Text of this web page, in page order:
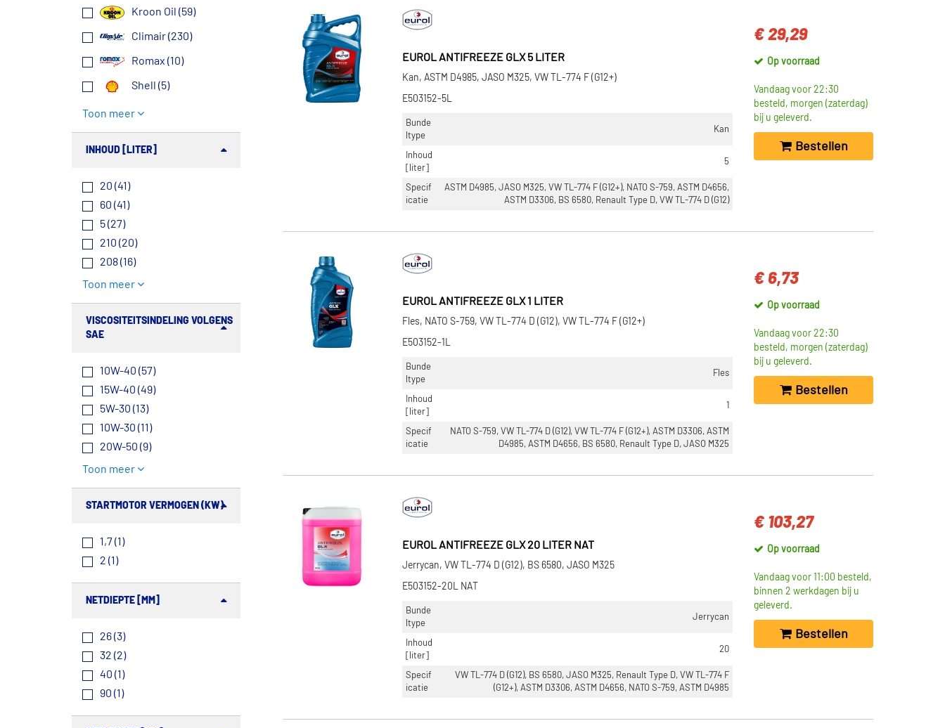
Kroon Oil (59)
Climair (230)
Romax (10)
Shell (5)
Toon meer
INHOUD [LITER]
20 (41)
60 (41)
5 (27)
210 (20)
208 (16)
Toon meer
VISCOSITEITSINDELING VOLGENS
SAE
10W-40 (57)
15W-40 (49)
5W-30 (13)
10W-30 (11)
20W-50 (9)
Toon meer
STARTMOTOR VERMOGEN (KW)
1,7 (1)
2 (1)
NETDIEPTE [MM]
26 (3)
32 (2)
40 (1)
90 (1)
EUROL ANTIFREEZE GLX 5 LITER
Kan, ASTM D4985, JASO M325, VW TL-774 F (G12+)
E503152-5L
Bunde
ltype
Kan
Inhoud
[liter]
5
Specif
icatie
ASTM D4985, JASO M325, VW TL-774 F (G12+), NATO S-759, ASTM D4656,
ASTM D3306, BS 6580, Renault Type D, VW TL-774 D (G12)
€ 29,29
Op voorraad
Vandaag voor 22:30
besteld, morgen (zaterdag)
bij u geleverd.
Bestellen
EUROL ANTIFREEZE GLX 1 LITER
Fles, NATO S-759, VW TL-774 D (G12), VW TL-774 F (G12+)
E503152-1L
Bunde
ltype
Fles
Inhoud
[liter]
1
Specif
icatie
NATO S-759, VW TL-774 D (G12), VW TL-774 F (G12+), ASTM D3306, ASTM
D4985, ASTM D4656, BS 6580, Renault Type D, JASO M325
€ 6,73
Op voorraad
Vandaag voor 22:30
besteld, morgen (zaterdag)
bij u geleverd.
Bestellen
EUROL ANTIFREEZE GLX 20 LITER NAT
Jerrycan, VW TL-774 D (G12), BS 6580, JASO M325
E503152-20L NAT
Bunde
ltype
Jerrycan
Inhoud
[liter]
20
Specif
icatie
VW TL-774 D (G12), BS 6580, JASO M325, Renault Type D, VW TL-774 F
(G12+), ASTM D3306, ASTM D4656, NATO S-759, ASTM D4985
€ 103,27
Op voorraad
Vandaag voor 11:00 besteld,
binnen 2 werkdagen bij u
geleverd.
Bestellen